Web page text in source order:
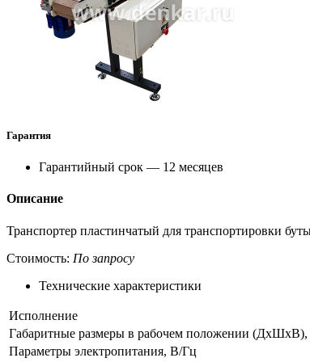
Гарантия
Гарантийный срок — 12 месяцев
Описание
Транспортер пластинчатый для транспортировки
Стоимость: По запросу
Технические характеристики
Исполнение
Габаритные размеры в рабочем положении
Параметры электропитания, В/Гц